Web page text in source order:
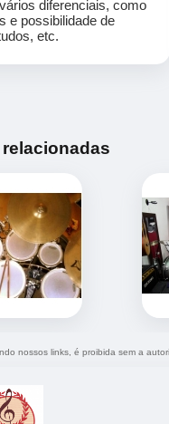
diferenciais, como
e possibilidade de
etc.
nossos links, é proibida sem a